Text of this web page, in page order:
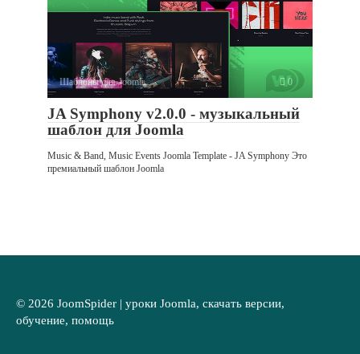
Шаблоны для Joomla 0
JA Symphony v2.0.0 - музыкальный
шаблон для Joomla
Music & Band, Music Events Joomla Template - JA Symphony Это
премиальный шаблон Joomla
© 2026 JoomSpider | уроки Joomla, скачать версии,
обучение, помощь